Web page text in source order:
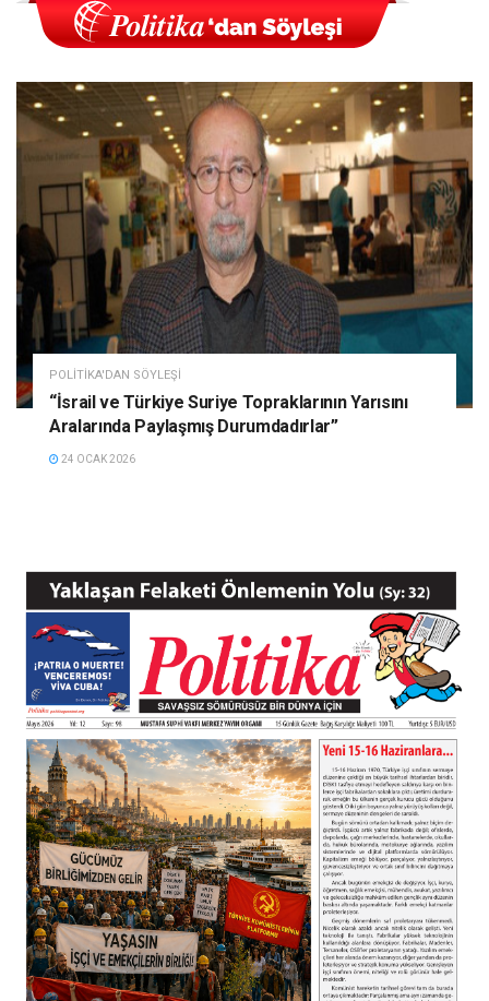
POLITIKA'DAN SÖYLEŞI
“İsrail ve Türkiye Suriye Topraklarının Yarısını
Aralarında Paylaşmış Durumdadırlar”
24 OCAK 2026